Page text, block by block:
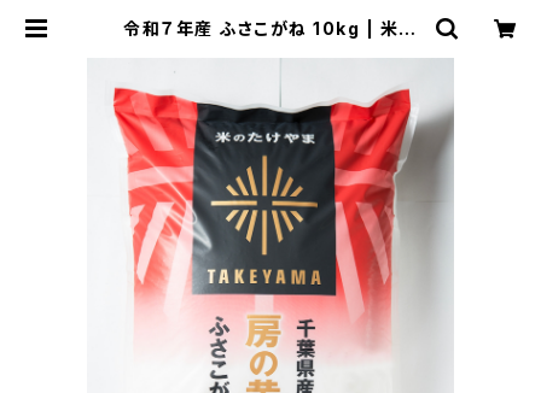
令和７年産 ふさこがね 10kg | 米の